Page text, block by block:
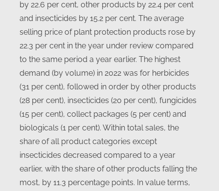
by 22.6 per cent, other products by 22.4 per cent
and insecticides by 15.2 per cent. The average
selling price of plant protection products rose by
22.3 per cent in the year under review compared
to the same period a year earlier. The highest
demand (by volume) in 2022 was for herbicides
(31 per cent), followed in order by other products
(28 per cent), insecticides (20 per cent), fungicides
(15 per cent), collect packages (5 per cent) and
biologicals (1 per cent). Within total sales, the
share of all product categories except
insecticides decreased compared to a year
earlier, with the share of other products falling the
most, by 11.3 percentage points. In value terms,